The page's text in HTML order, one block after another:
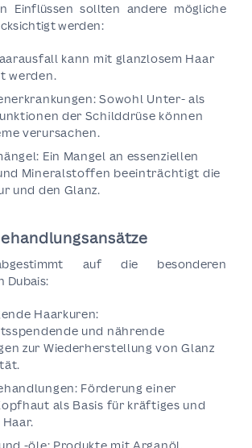
Einflüssen sollten andere mögliche
werden:
kann mit glanzlosem Haar
werden.
Sowohl Unter- als
der Schilddrüse können
verursachen.
Ein Mangel an essenziellen
Mineralstoffen beeinträchtigt die
und den Glanz.
auf die besonderen
Dubais:
Haarkuren:
und nährende
zur Wiederherstellung von Glanz
Förderung einer
als Basis für kräftiges und